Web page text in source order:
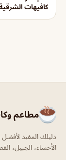
كافيهات
مطاعم
دليلك المفيد لأفضل
الأحساء، الجبيل،